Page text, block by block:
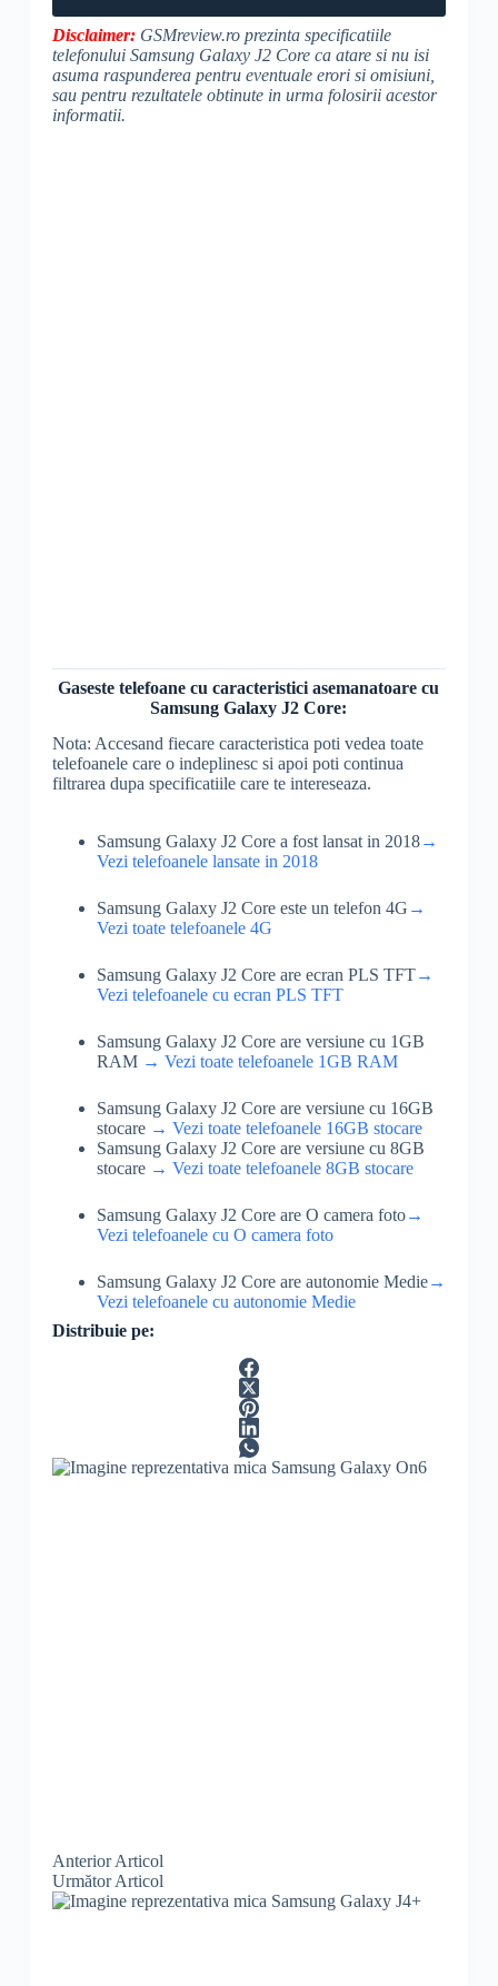
Disclaimer:GSMreview.ro prezinta specificatiile
telefonului Samsung Galaxy J2 Core ca atare si nu isi
asuma raspunderea pentru eventuale erori si omisiuni,
sau pentru rezultatele obtinute in urma folosirii acestor
informatii.
Gaseste telefoane cu caracteristici asemanatoare cu
Samsung Galaxy J2 Core:
Nota: Accesand fiecare caracteristica poti vedea toate
telefoanele care o indeplinesc si apoi poti continua
filtrarea dupa specificatiile care te intereseaza.
Samsung Galaxy J2 Core a fost lansat in 2018→
Vezi telefoanele lansate in 2018
Samsung Galaxy J2 Core este un telefon 4G →
Vezi toate telefoanele 4G
Samsung Galaxy J2 Core are ecran PLS TFT→
Vezi telefoanele cu ecran PLS TFT
Samsung Galaxy J2 Core are versiune cu 1GB
RAM → Vezi toate telefoanele 1GB RAM
Samsung Galaxy J2 Core are versiune cu 16GB
stocare → Vezi toate telefoanele 16GB stocare
Samsung Galaxy J2 Core are versiune cu 8GB
stocare → Vezi toate telefoanele 8GB stocare
Samsung Galaxy J2 Core are O camera foto→
Vezi telefoanele cu O camera foto
Samsung Galaxy J2 Core are autonomie Medie→
Vezi telefoanele cu autonomie Medie
Distribuie pe:
AnteriorArticol
UrmătorArticol